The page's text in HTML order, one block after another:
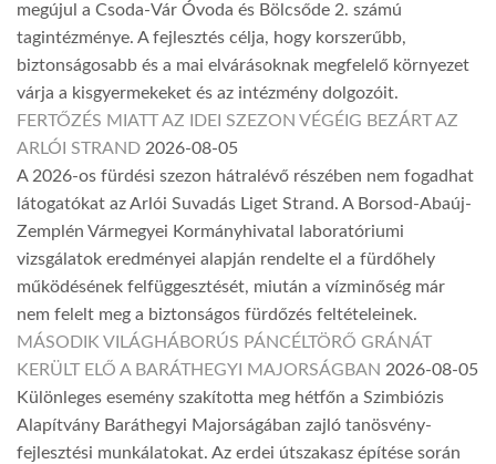
megújul a Csoda-Vár Óvoda és Bölcsőde 2. számú
tagintézménye. A fejlesztés célja, hogy korszerűbb,
biztonságosabb és a mai elvárásoknak megfelelő környezet
várja a kisgyermekeket és az intézmény dolgozóit.
FERTŐZÉS MIATT AZ IDEI SZEZON VÉGÉIG BEZÁRT AZ
ARLÓI STRAND 2026-08-05
A 2026-os fürdési szezon hátralévő részében nem fogadhat
látogatókat az Arlói Suvadás Liget Strand. A Borsod-Abaúj-
Zemplén Vármegyei Kormányhivatal laboratóriumi
vizsgálatok eredményei alapján rendelte el a fürdőhely
működésének felfüggesztését, miután a vízminőség már
nem felelt meg a biztonságos fürdőzés feltételeinek.
MÁSODIK VILÁGHÁBORÚS PÁNCÉLTÖRŐ GRÁNÁT
KERÜLT ELŐ A BARÁTHEGYI MAJORSÁGBAN 2026-08-05
Különleges esemény szakította meg hétfőn a Szimbiózis
Alapítvány Baráthegyi Majorságában zajló tanösvény-
fejlesztési munkálatokat. Az erdei útszakasz építése során